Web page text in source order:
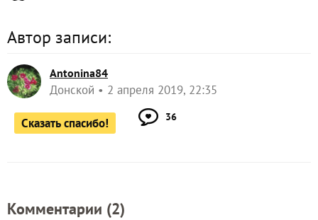
Автор записи:
Antonina84
Донской 2 апреля 2019, 22:35
Сказать спасибо! 36
Комментарии (2)